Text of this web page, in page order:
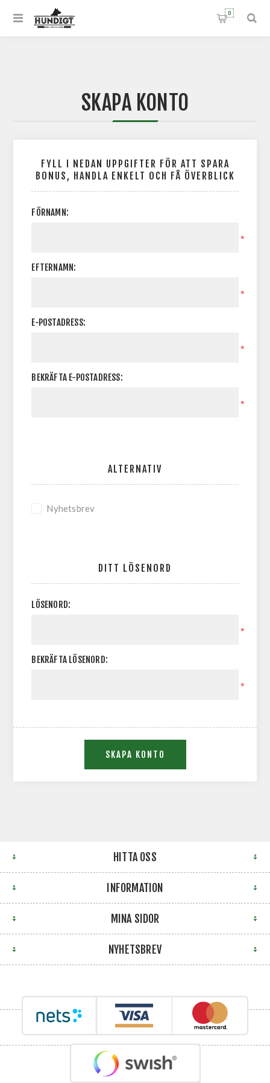
0
SKAPA KONTO
FYLL I NEDAN UPPGIFTER FÖR ATT SPARA
BONUS, HANDLA ENKELT OCH FÅ ÖVERBLICK
FÖRNAMN:
*
EFTERNAMN:
*
E-POSTADRESS:
*
BEKRÄFTA E-POSTADRESS:
*
ALTERNATIV
Nyhetsbrev
DITT LÖSENORD
LÖSENORD:
*
BEKRÄFTA LÖSENORD:
*
SKAPA KONTO
HITTA OSS
INFORMATION
MINA SIDOR
NYHETSBREV